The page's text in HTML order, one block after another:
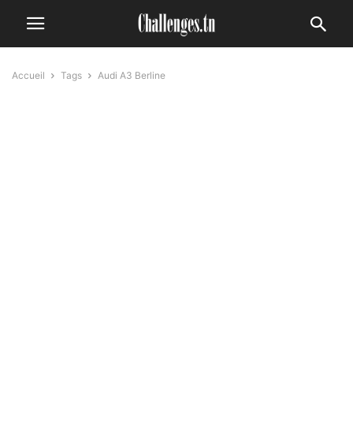
Accueil Tags Audi A3 Berline